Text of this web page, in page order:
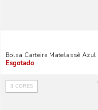
Bolsa Carteira Matelassê Azul
Indisponível
3 CORES